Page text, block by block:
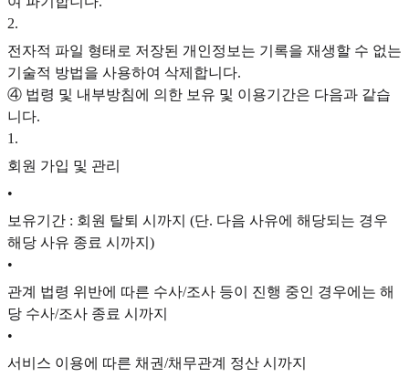
2.
전자적 파일 형태로 저장된 개인정보는 기록을 재생할 수 없는
기술적 방법을 사용하여 삭제합니다.
④ 법령 및 내부방침에 의한 보유 및 이용기간은 다음과 같습
니다.
1 .
회원 가입 및 관리
•
보유기간 : 회원 탈퇴 시까지 (단. 다음 사유에 해당되는 경우
해당 사유 종료 시까지)
•
관계 법령 위반에 따른 수사/조사 등이 진행 중인 경우에는 해
당 수사/조사 종료 시까지
•
서비스 이용에 따른 채권/채무관계 정산 시까지